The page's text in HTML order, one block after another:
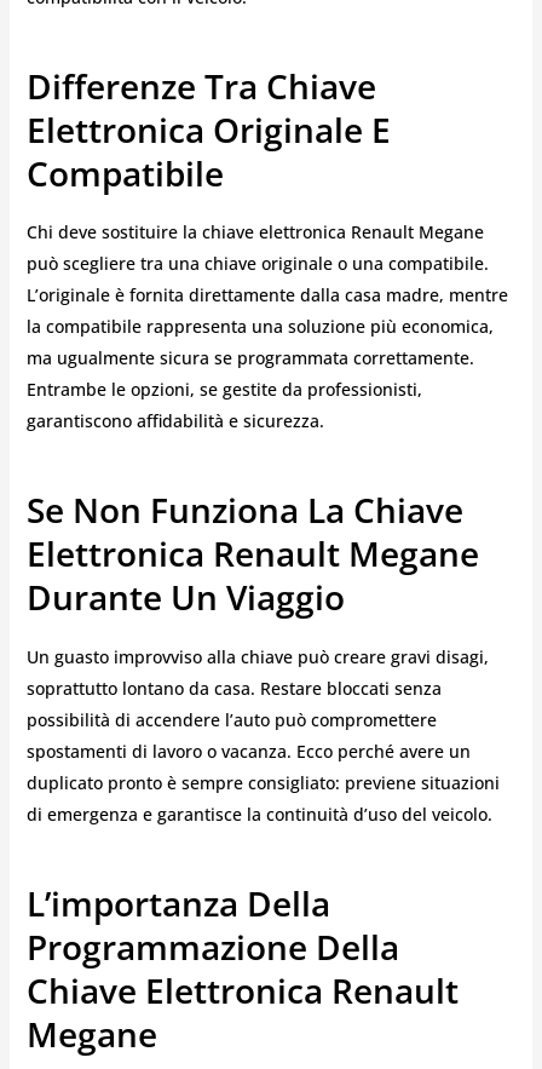
Differenze Tra Chiave
Elettronica Originale E
Compatibile
Chi deve sostituire la chiave elettronica Renault Megane
può scegliere tra una chiave originale o una compatibile.
L’originale è fornita direttamente dalla casa madre, mentre
la compatibile rappresenta una soluzione più economica,
ma ugualmente sicura se programmata correttamente.
Entrambe le opzioni, se gestite da professionisti,
garantiscono affidabilità e sicurezza.
Se Non Funziona La Chiave
Elettronica Renault Megane
Durante Un Viaggio
Un guasto improvviso alla chiave può creare gravi disagi,
soprattutto lontano da casa. Restare bloccati senza
possibilità di accendere l’auto può compromettere
spostamenti di lavoro o vacanza. Ecco perché avere un
duplicato pronto è sempre consigliato: previene situazioni
di emergenza e garantisce la continuità d’uso del veicolo.
L’importanza Della
Programmazione Della
Chiave Elettronica Renault
Megane